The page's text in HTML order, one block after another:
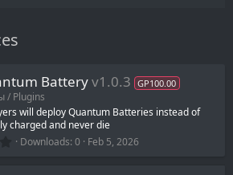
Batteryv1.0.3 GP100.00
/ Plugins
will deploy Quantum Batteries instead of
charged and never die
0 Downloads 0 Feb 5, 2026